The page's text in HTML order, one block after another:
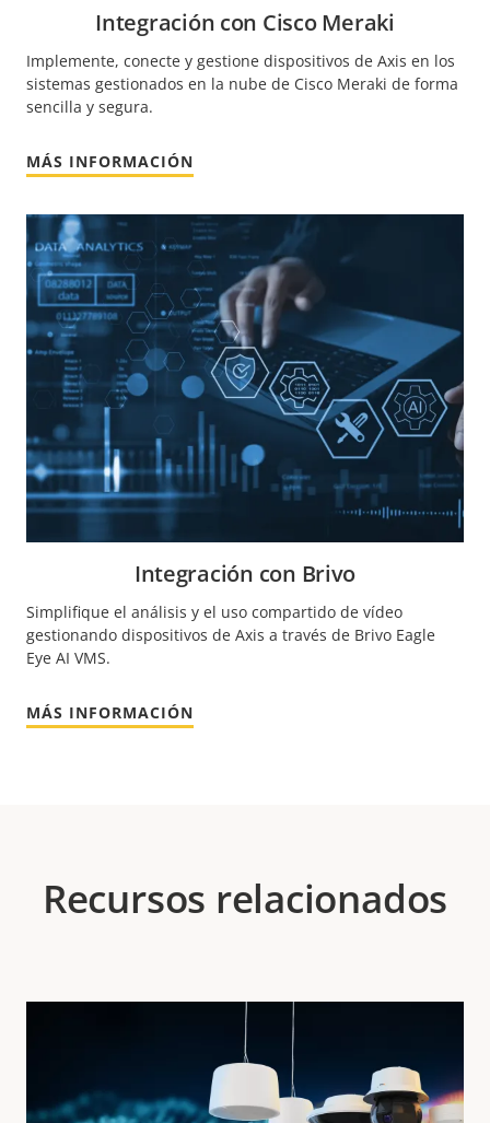
Integración con Cisco Meraki
Implemente, conecte y gestione dispositivos de Axis en los
sistemas gestionados en la nube de Cisco Meraki de forma
sencilla y segura.
MÁS INFORMACIÓN
Integración con Brivo
Simplifique el análisis y el uso compartido de vídeo
gestionando dispositivos de Axis a través de Brivo Eagle
Eye AI VMS.
MÁS INFORMACIÓN
Recursos relacionados